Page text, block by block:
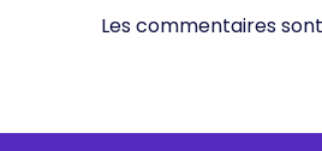
Les commentaires